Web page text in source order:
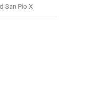
San Pío X